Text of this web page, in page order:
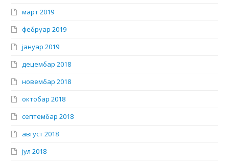
март 2019
фебруар 2019
јануар 2019
децембар 2018
новембар 2018
октобар 2018
септембар 2018
август 2018
јул 2018